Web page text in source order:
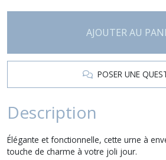
AJOUTER AU
POSER UNE
Description
Élégante et fonctionnelle, cette urne à
touche de charme à votre joli jour.